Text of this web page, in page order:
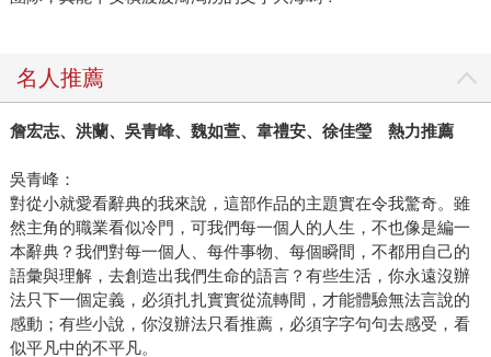
名人推薦
詹宏志、洪蘭、吳青峰、魏如萱、韋禮安、徐佳瑩 熱力推薦
吳青峰：
對從小就愛看辭典的我來說，這部作品的主題實在令我驚奇。雖
然主角的職業看似冷門，可我們每一個人的人生，不也像是編一
本辭典？我們對每一個人、每件事物、每個瞬間，不都用自己的
語彙與理解，去創造出我們生命的語言？有些生活，你永遠沒辦
法只下一個定義，必須扎扎實實從流轉間，才能體驗無法言說的
感動；有些小說，你沒辦法只看推薦，必須字字句句去感受，看
似平凡中的不平凡。